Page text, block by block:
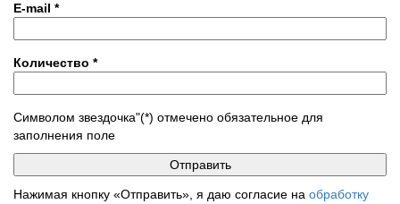
E-mail *
Количество *
Символом звездочка"(*) отмечено обязательное для
заполнения поле
Нажимая кнопку «Отправить», я даю согласие на обработку